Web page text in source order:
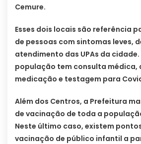
Cemure.
Esses dois locais são referência
de pessoas com sintomas leves,
atendimento das UPAs da cidade.
população tem consulta médica,
medicação e testagem para
Além dos Centros, a Prefeitura
de vacinação de toda a
Neste último caso, existem
vacinação de público infantil a